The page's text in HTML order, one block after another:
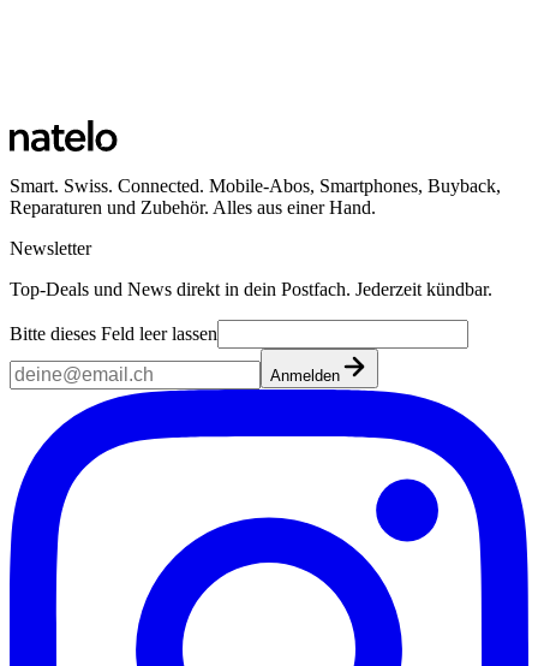
Smart. Swiss. Connected. Mobile-Abos, Smartphones, Buyback,
Reparaturen und Zubehör. Alles aus einer Hand.
Newsletter
Top-Deals und News direkt in dein Postfach. Jederzeit kündbar.
Bitte dieses Feld leer lassen
Anmelden